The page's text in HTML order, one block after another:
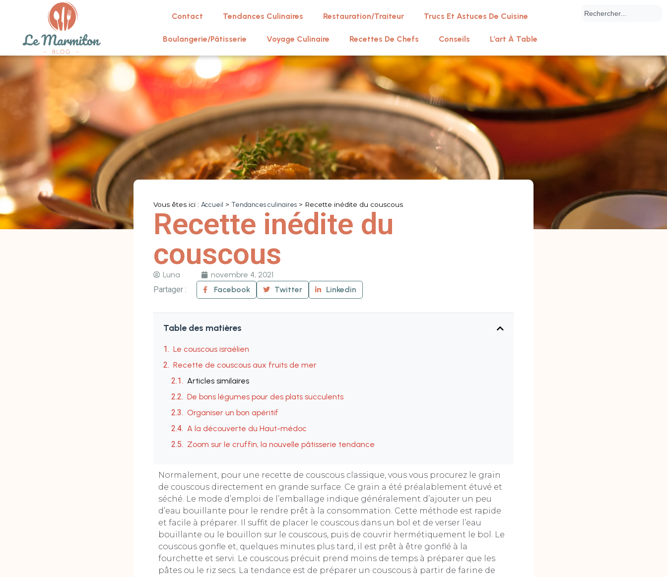
Contact Tendances Culinaires Restauration/Traiteur Trucs Et Astuces De Cuisine
Boulangerie/Pâtisserie Voyage Culinaire Recettes De Chefs Conseils L’art À Table
Vous êtes ici : Accueil > Tendances culinaires> Recette inédite du couscous
Recette inédite du
couscous
Luna
novembre 4, 2021
Partager :
Facebook Twitter Linkedin
Table des matières
Le couscous israélien
Recette de couscous aux fruits de mer
Articles similaires
De bons légumes pour des plats succulents
Organiser un bon apéritif
A la découverte du Haut-médoc
Zoom sur le cruffin, la nouvelle pâtisserie tendance
Normalement, pour une recette de couscous classique, vous vous procurez le grain
de couscous directement en grande surface. Ce grain a été préalablement étuvé et
séché. Le mode d’emploi de l’emballage indique généralement d’ajouter un peu
d’eau bouillante pour le rendre prêt à la consommation. Cette méthode est rapide
et facile à préparer. Il suffit de placer le couscous dans un bol et de verser l’eau
bouillante ou le bouillon sur le couscous, puis de couvrir hermétiquement le bol. Le
couscous gonfle et, quelques minutes plus tard, il est prêt à être gonflé à la
fourchette et servi. Le couscous précuit prend moins de temps à préparer que les
pâtes ou le riz secs. La tendance est de préparer un couscous à partir de farine de